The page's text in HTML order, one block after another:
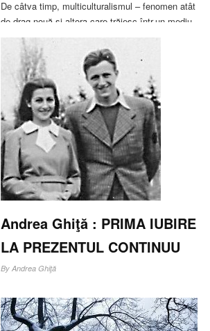
De câtva timp, multiculturalismul – fenomen atât
de drag nouă și altora care trăiesc într-un mediu
unde condițiile istorice, geografice, politice au
impus sau permis coexistența mai multor
popoare, limbi, tradiții – a devenit un cuvânt hulit.
În urmă cu
Read more…
JAN 31, 2015 0 COMMENTS
Andrea Ghiţă : PRIMA IUBIRE
LA PREZENTUL CONTINUU
By Andrea Ghiţă
unor prieteni foarte dragi – Eva şi Akiva (pentru
prieteni Laci) Leob din Natanya, sărbătorind 69